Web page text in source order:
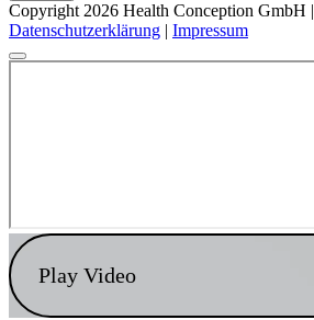
Copyright 2026 Health Conception GmbH |
Datenschutzerklärung | Impressum
Play Video